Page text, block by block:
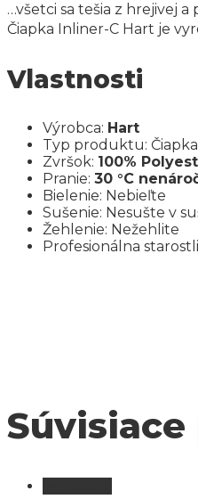
…všetci sa tešia z hrejivej
Čiapka Inliner-C Hart je
Vlastnosti
Výrobca: Hart
Typ produktu: Čiapka
Zvršok: 100%
Pranie: 30 °C
Bielenie: Nebieľte
Sušenie: Nesušte v
Žehlenie: Nežehlite
Profesionálna